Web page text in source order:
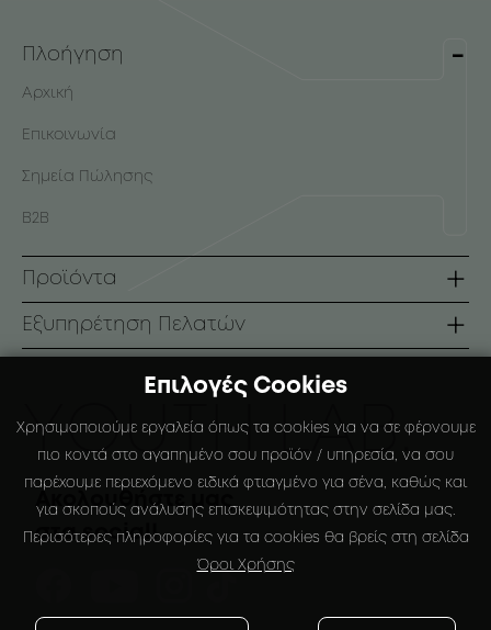
ΥOUTH LAB.
Ακολουθήστε μας
στα social!
Πλοήγηση
Αρχική
Επικοινωνία
Σημεία Πώλησης
B2B
Προϊόντα
Σειρές
Πρόσωπο
Ειδικές Συσκευάσιες
Εξυπηρέτηση Πελατών
Τρόποι Αποστολής
Πολιτική Επιστροφών
Ο Λογαριασμός μου
Επιλογές Cookies
Χρησιμοποιούμε εργαλεία όπως τα cookies για να σε φέρνουμε
πιο κοντά στο αγαπημένο σου προϊόν / υπηρεσία, να σου
παρέχουμε περιεχόμενο ειδικά φτιαγμένο για σένα, καθώς και
για σκοπούς ανάλυσης επισκεψιμότητας στην σελίδα μας.
Περισότερες πληροφορίες για τα cookies θα βρείς στη σελίδα
Όροι Χρήσης